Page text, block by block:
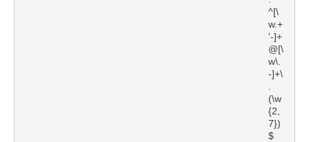
^[\
w.+
'-]+
@[\
w\.
-]+\
(\w
{2,
7})
$